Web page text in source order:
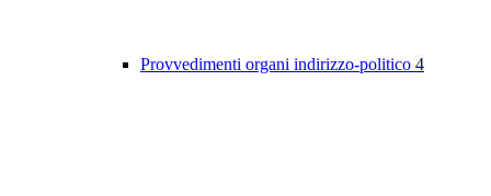
Provvedimenti organi indirizzo-politico 4